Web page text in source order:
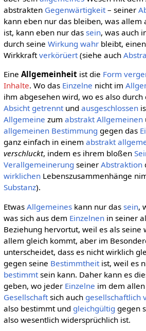
abstrakten Gegenwärtigkeit– seiner
kann eben nur das bleiben, was allem
ist, kann eben nur das sein, was auch
durch seine Wirkung wahrbleibt, einen
Wirkkraftverkörüert(siehe auch
Eine Allgemeinheitist die Form
Inhalte. Wo das Einzelne nicht im
ihm abgesehen wird, wo es also durch
Absicht getrenntund ausgeschlossen
Allgemeine zum abstrakt Allgemeinen
allgemeinen Bestimmung gegen das
ganz einfach in einem abstrakt
verschluckt, indem es ihrem bloßen
Verallgemeinerung seiner Abstraktion
wirklichenLebenszusammenhänge
Substanz).
Etwas Allgemeineskann nur das sein,
was sich aus dem Einzelnenin seiner
Beziehung hervortut, weil es als seine
allem gleich kommt, aber im
unterscheidet, dass es nicht wirklich
gegen seine Bestimmtheitist, weil es
bestimmtsein kann. Daher kann es
geben, wo jeder Einzelne im dem
Gesellschaftsich auch gesellschaftlich
also bestimmt und gleichgültig gegen
also wesentlich widersprüchlich ist.